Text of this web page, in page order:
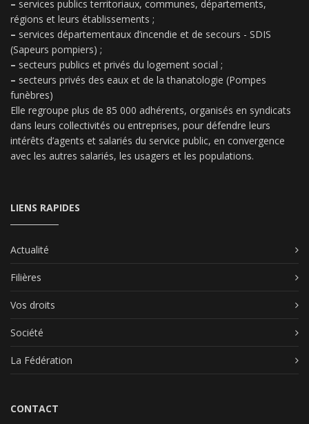
– services publics territoriaux, communes, départements,
régions et leurs établissements ;
– services départementaux d’incendie et de secours - SDIS
(Sapeurs pompiers) ;
– secteurs publics et privés du logement social ;
– secteurs privés des eaux et de la thanatologie (Pompes
funèbres)
Elle regroupe plus de 85 000 adhérents, organisés en syndicats
dans leurs collectivités ou entreprises, pour défendre leurs
intérêts d’agents et salariés du service public, en convergence
avec les autres salariés, les usagers et les populations.
LIENS RAPIDES
Actualité
Filières
Vos droits
Société
La Fédération
CONTACT